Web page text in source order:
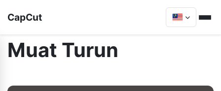
CapCut
Muat Turun